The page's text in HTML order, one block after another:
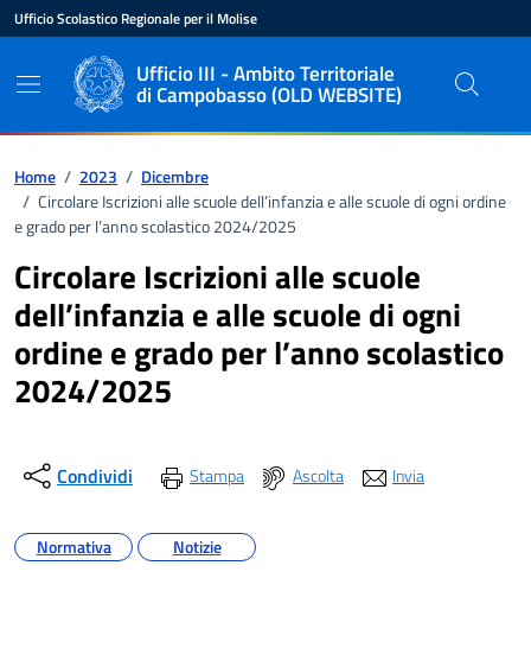
Vai ai contenuti
Vai al pié di pagina
Ente di appartenenza
Ufficio Scolastico Regionale per il Molise
Nome dell'enteUfficio III - Ambito Territoriale
di Campobasso (OLD WEBSITE)
Percorso di navigazione
Home / 2023 / Dicembre
/ Circolare Iscrizioni alle scuole dell’infanzia e alle scuole di ogni ordine
e grado per l’anno scolastico 2024/2025
Circolare Iscrizioni alle scuole
dell’infanzia e alle scuole di ogni
ordine e grado per l’anno scolastico
2024/2025
Condividi Stampa Ascolta Invia
Argomenti
Normativa Notizie